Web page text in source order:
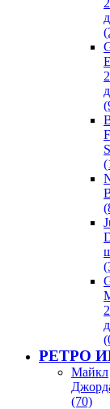
РЕТРО
Майкл
(70)